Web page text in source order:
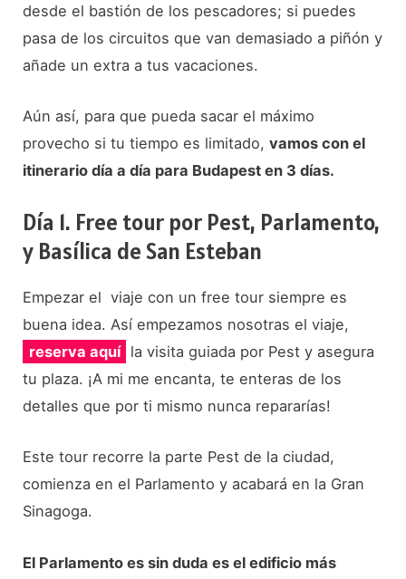
desde el bastión de los pescadores; si puedes
pasa de los circuitos que van demasiado a piñón y
añade un extra a tus vacaciones.
Aún así, para que pueda sacar el máximo
provecho si tu tiempo es limitado,vamos con el
itinerario día a día para Budapest en 3 días.
Día 1. Free tour por Pest, Parlamento,
y Basílica de San Esteban
Empezar el viaje con un free tour siempre es
buena idea. Así empezamos nosotras el viaje,
reserva aquí
la visita guiada por Pest y asegura
tu plaza. ¡A mi me encanta, te enteras de los
detalles que por ti mismo nunca repararías!
Este tour recorre la parte Pest de la ciudad,
comienza en el Parlamento y acabará en la Gran
Sinagoga.
El Parlamento es sin duda es el edificio más